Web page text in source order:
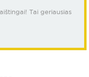
Tai geriausias